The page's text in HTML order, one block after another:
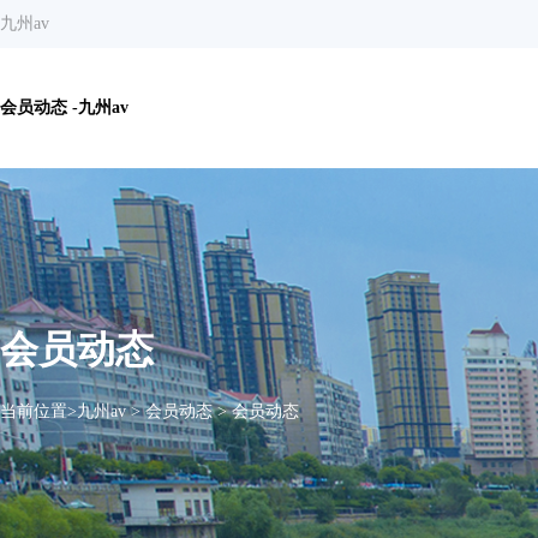
九州av
会员动态 -九州av
会员动态
当前位置>九州av>会员动态>会员动态